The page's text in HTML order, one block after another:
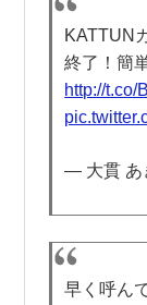
KATTUN
終了！簡
http://t.co/
— 大貫 あ
早く呼ん